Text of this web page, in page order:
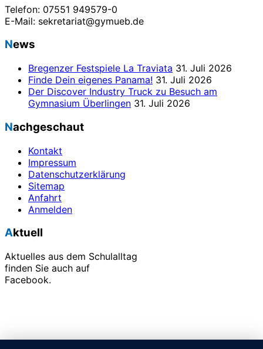
Telefon: 07551 949579-0
E-Mail: sekretariat@gymueb.de
News
Bregenzer Festspiele La Traviata 31. Juli 2026
Finde Dein eigenes Panama! 31. Juli 2026
Der Discover Industry Truck zu Besuch am
Gymnasium Überlingen 31. Juli 2026
Nachgeschaut
Kontakt
Impressum
Datenschutzerklärung
Sitemap
Anfahrt
Anmelden
Aktuell
Aktuelles aus dem Schulalltag
finden Sie auch auf
Facebook.